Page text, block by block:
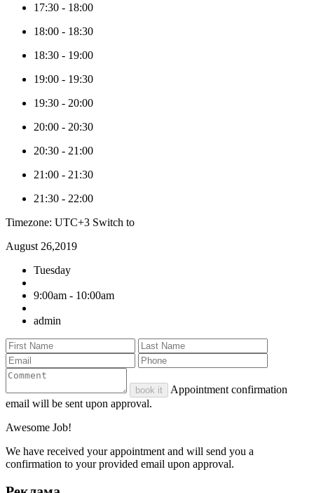
17:30 - 18:00
18:00 - 18:30
18:30 - 19:00
19:00 - 19:30
19:30 - 20:00
20:00 - 20:30
20:30 - 21:00
21:00 - 21:30
21:30 - 22:00
Timezone: UTC+3 Switch to
August 26,2019
Tuesday
9:00am - 10:00am
admin
book it
Appointment confirmation
email will be sent upon approval.
Awesome Job!
We have received your appointment and will send you a
confirmation to your provided email upon approval.